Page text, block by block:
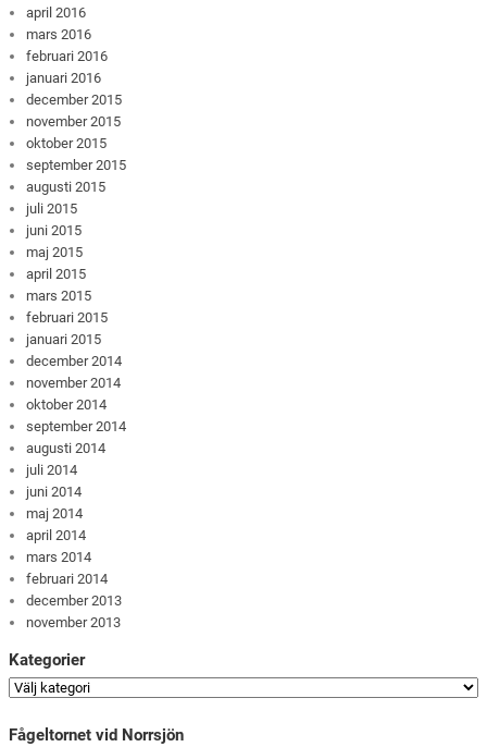
april 2016
mars 2016
februari 2016
januari 2016
december 2015
november 2015
oktober 2015
september 2015
augusti 2015
juli 2015
juni 2015
maj 2015
april 2015
mars 2015
februari 2015
januari 2015
december 2014
november 2014
oktober 2014
september 2014
augusti 2014
juli 2014
juni 2014
maj 2014
april 2014
mars 2014
februari 2014
december 2013
november 2013
Kategorier
Fågeltornet vid Norrsjön